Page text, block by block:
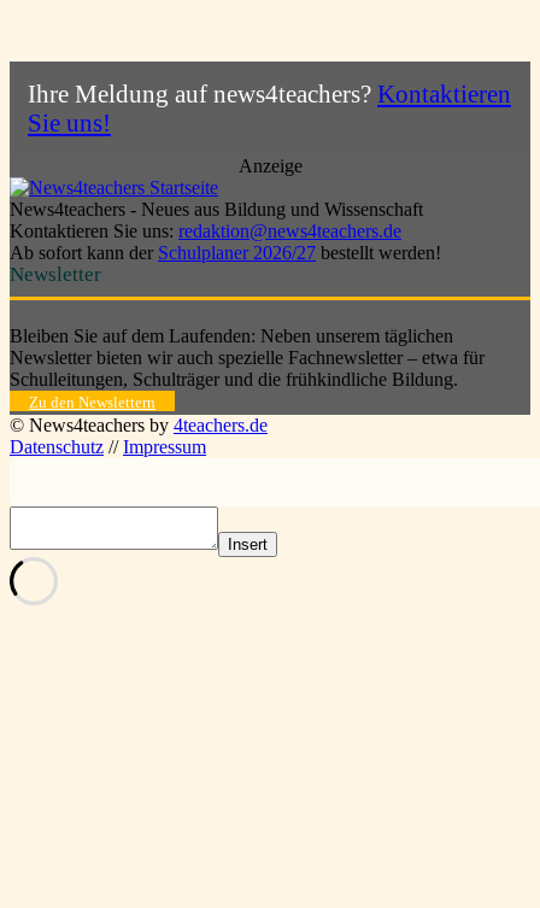
Ihre Meldung auf news4teachers? Kontaktieren
Sie uns!
Anzeige
News4teachers - Neues aus Bildung und Wissenschaft
Kontaktieren Sie uns: redaktion@news4teachers.de
Ab sofort kann der Schulplaner 2026/27 bestellt werden!
Newsletter
Bleiben Sie auf dem Laufenden: Neben unserem täglichen
Newsletter bieten wir auch spezielle Fachnewsletter – etwa für
Schulleitungen, Schulträger und die frühkindliche Bildung.
Zu den Newslettern
© News4teachers by 4teachers.de
Datenschutz //Impressum
Insert